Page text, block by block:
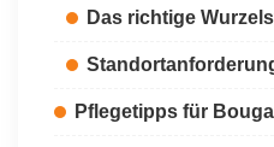
Das richtige
Pflegetipps für